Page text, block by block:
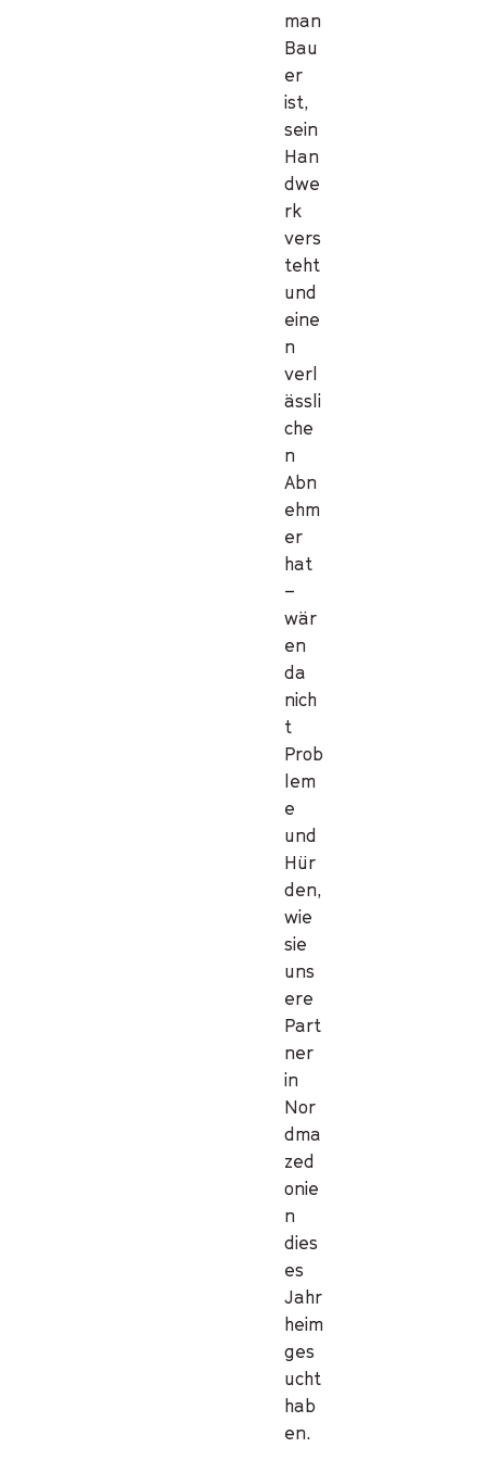
man
Bau
er
ist,
sein
Han
dwe
rk
vers
teht
und
eine
n
verl
ässli
che
n
Abn
ehm
er
hat
–
wär
en
da
nich
t
Prob
lem
e
und
Hür
den,
wie
sie
uns
ere
Part
ner
in
Nor
dma
zed
onie
n
dies
es
Jahr
heim
ges
ucht
hab
en.